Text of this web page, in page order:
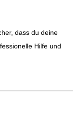
dass du deine
Hilfe und